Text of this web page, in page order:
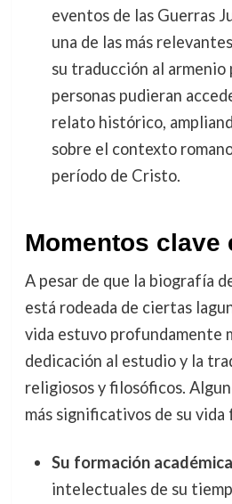
eventos de las Guerras
una de las más
su traducción al armenio
personas pudieran
relato histórico,
sobre el contexto
período de Cristo.
Momentos clave
A pesar de que la biografía
está rodeada de ciertas
vida estuvo profundamente
dedicación al estudio y la
religiosos y filosóficos.
más significativos de su vida
Su formación académica
intelectuales de su